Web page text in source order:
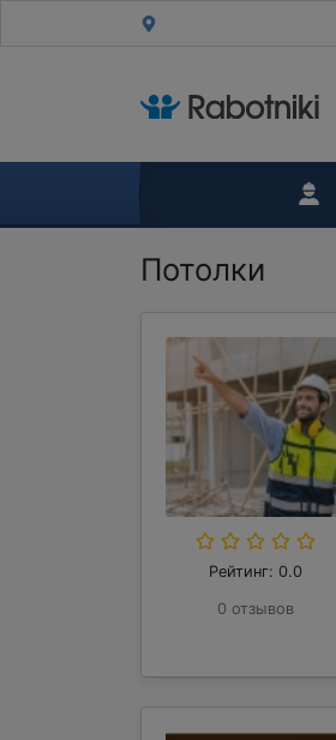
Потолки
Рейтинг: 0.0
0 отзывов